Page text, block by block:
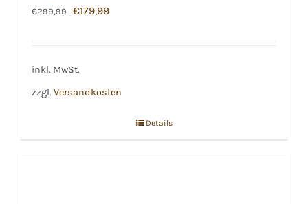
€299,99 Ursprünglicher
€299,99
€179,99Aktueller
inkl. MwSt.
zzgl. Versandkosten
Details